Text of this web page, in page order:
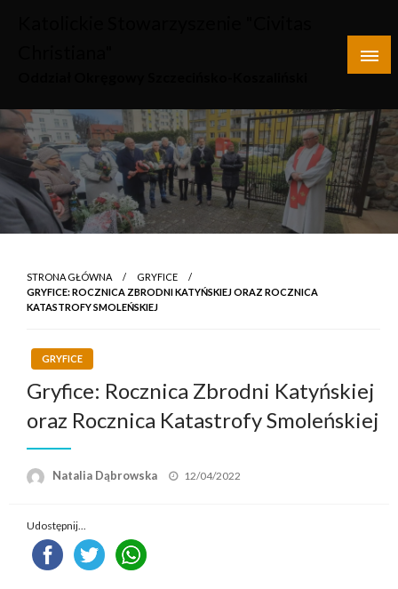
STRONA GŁÓWNA
GRYFICE
GRYFICE: ROCZNICA ZBRODNI KATYŃSKIEJ ORAZ ROCZNICA
KATASTROFY SMOLEŃSKIEJ
GRYFICE
Gryfice: Rocznica Zbrodni Katyńskiej
oraz Rocznica Katastrofy Smoleńskiej
Natalia Dąbrowska
Opublikowane
12/04/2022
Udostępnij...